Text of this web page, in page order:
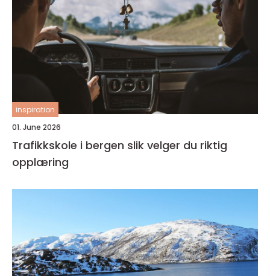
inspiration
01. June 2026
Trafikkskole i bergen slik velger du riktig
opplæring